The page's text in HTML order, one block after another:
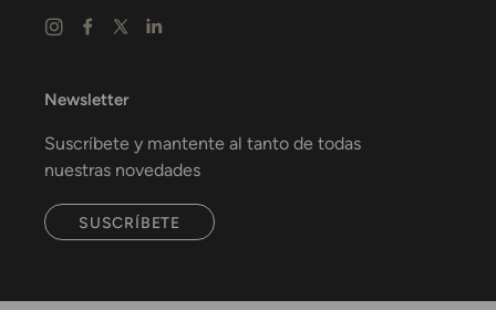
Newsletter
Suscríbete y mantente al tanto de todas
nuestras novedades
SUSCRÍBETE